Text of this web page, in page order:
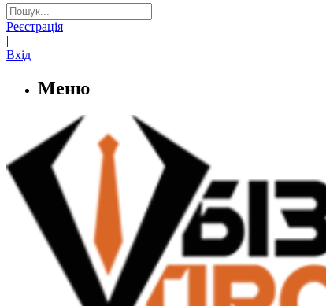
Реєстрація
|
Вхід
Меню